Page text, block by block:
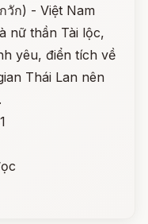
วัก) - Việt Nam
nữ thần Tài lộc,
yêu, điển tích về
Thái Lan nên